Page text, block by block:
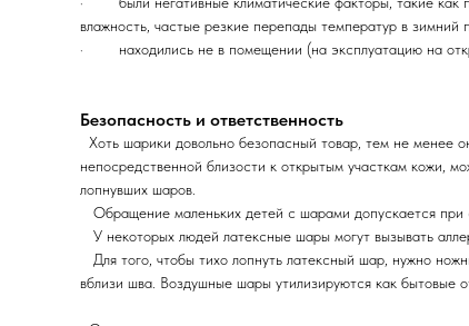
влажность, частые резкие перепады температур в
· находились не в помещении (на эксплуатацию на
Безопасность и ответственность
Хоть шарики довольно безопасный товар, тем не менее
непосредственной близости к открытым участкам кожи,
лопнувших шаров.
Обращение маленьких детей с шарами допускается при
У некоторых людей латексные шары могут вызывать
Для того, чтобы тихо лопнуть латексный шар, нужно
вблизи шва. Воздушные шары утилизируются как бытовые